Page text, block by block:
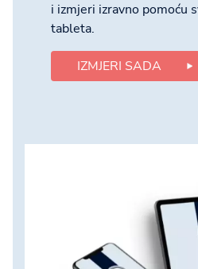
i izmjeri izravno pomoću
tableta.
IZMJERI SADA